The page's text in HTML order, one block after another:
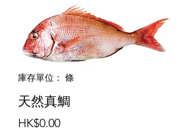
庫存單位： 條
天然真鯛
HK$0.00價